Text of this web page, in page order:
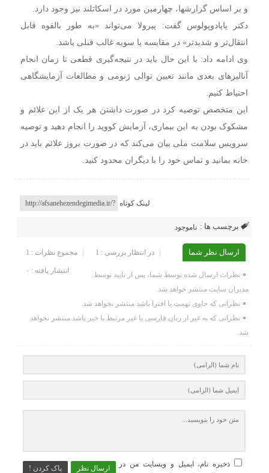
و بر اساس گزارشها، چهارمین مورد در اسکاتلند نیز وجود دارد.
دکتر پاپادوپولوس گفت: پیرولا می‌تواند «به طور بالقوه قابل
انتقال‌تر و شدیدتر» در مقایسه با سویه غالب قبلی باشد.
وی ادامه داد: با این حال باید در نتیجه‌گیری قطعی تا زمان انجام
آنالیزهای بعدی مانند تعیین توالی ژنومی و مطالعات آزمایشگاهی
احتیاط کنیم.
این متخصص توصیه کرد در صورت داشتن هر یک از این علائم و
مشکوک بودن به این بیماری، آزمایش کووید را انجام دهید و توصیه
سرویس سلامت ملی بیان می‌کند که در صورت بروز علائم باید در
خانه بمانید و تماس خود را با دیگران محدود کنید.
لینک کوتاه
برچسب ها : ناموجود
ارسال نظر شما مجموع نظرات : 1 در انتظار بررسی : 1
انتشار یافته : ۰
نظرات ارسال شده توسط شما، پس از تایید توسط
مدیران سایت منتشر خواهد شد.
نظراتی که حاوی تهمت یا افترا باشد منتشر نخواهد شد.
نظراتی که به غیر از زبان فارسی یا غیر مرتبط با خبر باشد منتشر نخواهد
شد.
ارسال نظر پاک کردن !
ذخیره نام، ایمیل و وبسایت من در